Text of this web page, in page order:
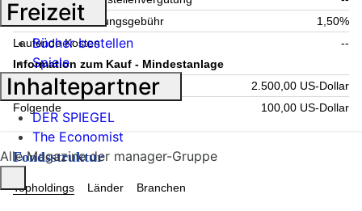
Maximale Verwaltungsgebühr
1,50%
Laufende Kosten
--
Information zum Kauf - Mindestanlage
Einmalig
2.500,00 US-Dollar
Folgende
100,00 US-Dollar
Fondsstruktur
Topholdings Länder Branchen
Freizeit
Bücher bestellen
Spiele
Inhaltepartner
DER SPIEGEL
The Economist
Alle Magazine der manager-Gruppe